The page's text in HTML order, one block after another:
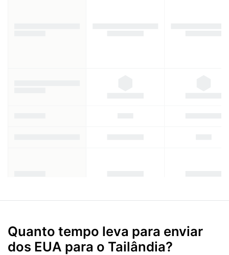
Quanto tempo leva para enviar
dos EUA para o Tailândia?